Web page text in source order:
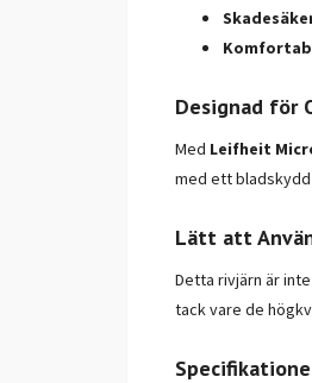
Designad för
Med Leifheit
med ett
Lätt att
Detta rivjärn är
tack vare de